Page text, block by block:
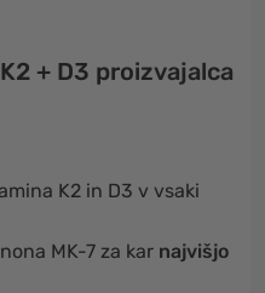
+ D3 proizvajalca
K2 in D3 v vsaki
MK-7 za kar najvišjo